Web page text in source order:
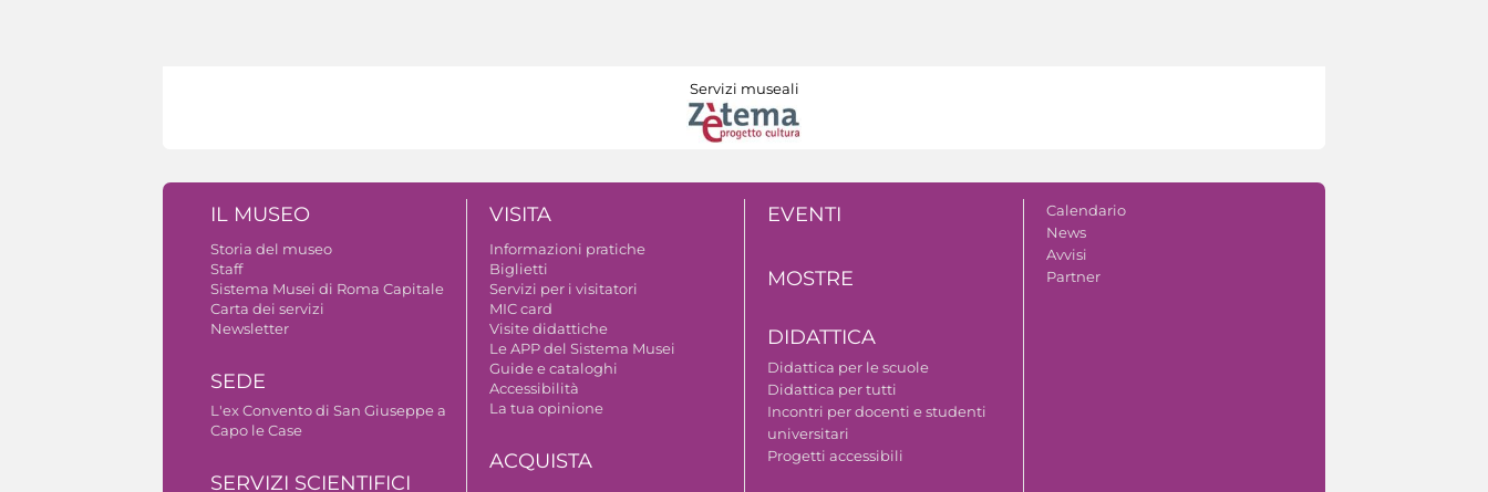
Servizi museali
IL MUSEO
Storia del museo
Staff
Sistema Musei di Roma Capitale
Carta dei servizi
Newsletter
SEDE
L'ex Convento di San Giuseppe a
Capo le Case
SERVIZI SCIENTIFICI
VISITA
Informazioni pratiche
Biglietti
Servizi per i visitatori
MIC card
Visite didattiche
Le APP del Sistema Musei
Guide e cataloghi
Accessibilità
La tua opinione
ACQUISTA
EVENTI
MOSTRE
DIDATTICA
Didattica per le scuole
Didattica per tutti
Incontri per docenti e studenti
universitari
Progetti accessibili
Calendario
News
Avvisi
Partner